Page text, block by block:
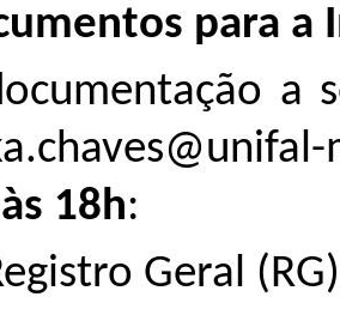
para a
a
18h:
Geral